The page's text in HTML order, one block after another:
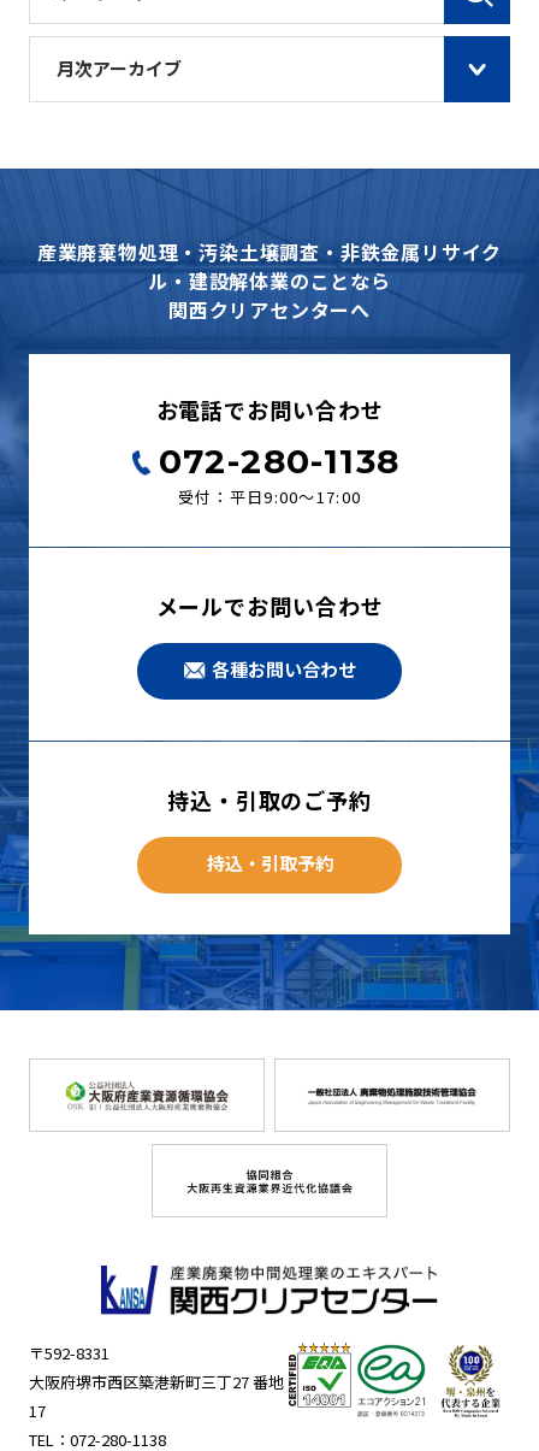
月次アーカイブ
産業廃棄物処理・汚染土壌調査・非鉄金属リサイク
ル・建設解体業のことなら
関西クリアセンターへ
お電話でお問い合わせ
072-280-1138
受付：平日9:00〜17:00
メールでお問い合わせ
各種お問い合わせ
持込・引取のご予約
持込・引取予約
〒592-8331
大阪府堺市西区築港新町三丁27 番地
17
TEL： 072-280-1138